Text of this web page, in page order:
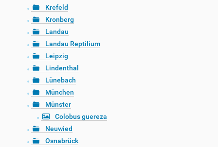
Krefeld
Kronberg
Landau
Landau Reptilium
Leipzig
Lindenthal
Lünebach
München
Münster
Colobus guereza
Neuwied
Osnabrück